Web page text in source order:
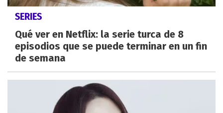
SERIES
Qué ver en Netflix: la serie turca de 8
episodios que se puede terminar en un fin
de semana